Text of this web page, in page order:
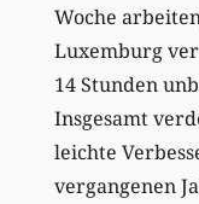
Woche
Luxemburg
14 Stunden
Insgesamt
leichte
vergangenen